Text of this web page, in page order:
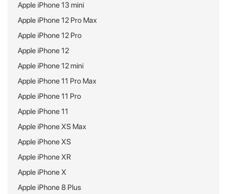
Apple iPhone 13 mini
Apple iPhone 12 Pro Max
Apple iPhone 12 Pro
Apple iPhone 12
Apple iPhone 12 mini
Apple iPhone 11 Pro Max
Apple iPhone 11 Pro
Apple iPhone 11
Apple iPhone XS Max
Apple iPhone XS
Apple iPhone XR
Apple iPhone X
Apple iPhone 8 Plus